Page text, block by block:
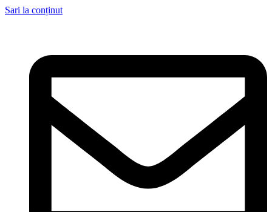
Sari la conținut